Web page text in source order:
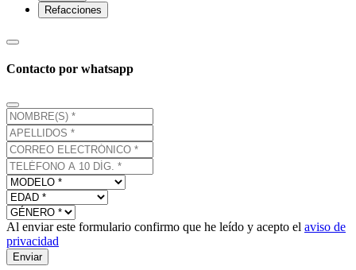
Refacciones
Contacto por whatsapp
Al enviar este formulario confirmo que he leído y acepto el aviso de
privacidad
Enviar